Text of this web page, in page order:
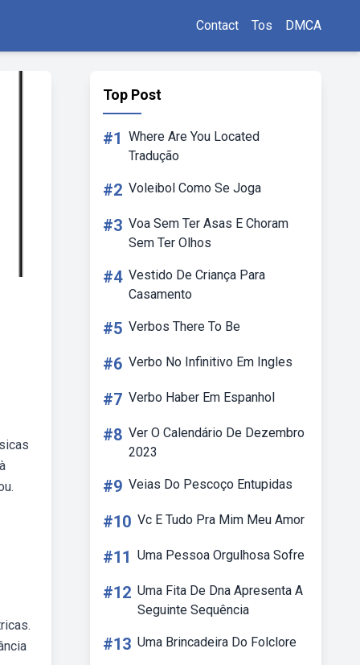
Contact Tos DMCA
Top Post
#1 Where Are You Located
Tradução
#2 Voleibol Como Se Joga
#3 Voa Sem Ter Asas E Choram
Sem Ter Olhos
#4 Vestido De Criança Para
Casamento
#5 Verbos There To Be
#6 Verbo No Infinitivo Em Ingles
#7 Verbo Haber Em Espanhol
#8 Ver O Calendário De Dezembro
2023
#9 Veias Do Pescoço Entupidas
#10 Vc E Tudo Pra Mim Meu Amor
#11 Uma Pessoa Orgulhosa Sofre
#12 Uma Fita De Dna Apresenta A
Seguinte Sequência
#13 Uma Brincadeira Do Folclore